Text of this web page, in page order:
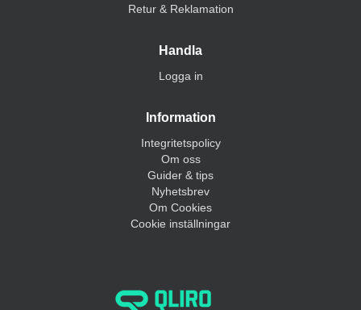
Retur & Reklamation
Handla
Logga in
Information
Integritetspolicy
Om oss
Guider & tips
Nyhetsbrev
Om Cookies
Cookie inställningar